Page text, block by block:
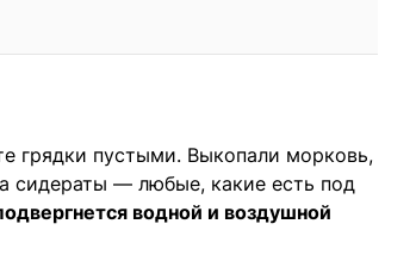
грядки пустыми. Выкопали морковь,
сидераты — любые, какие есть под
водной и воздушной